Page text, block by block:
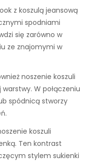
z koszulą jeansową
spodniami
się zarówno w
ze znajomymi w
noszenie koszuli
W połączeniu
spódnicą stworzy
koszuli
Ten kontrast
stylem sukienki